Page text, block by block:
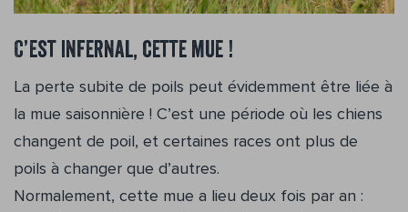
C’est infernal, cette mue !
La perte subite de poils peut évidemment être liée à
la mue saisonnière ! C’est une période où les chiens
changent de poil, et certaines races ont plus de
poils à changer que d’autres.
Normalement, cette mue a lieu deux fois par an :